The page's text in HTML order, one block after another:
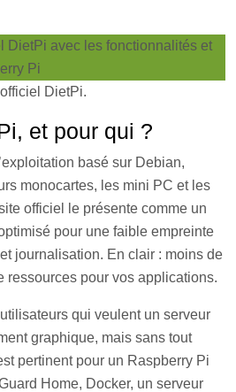
DietPi.
et pour qui ?
basé sur Debian,
monocartes, les mini PC et les
officiel le présente comme un
pour une faible empreinte
journalisation. En clair : moins de
ressources pour vos applications.
qui veulent un serveur
graphique, mais sans tout
pertinent pour un Raspberry Pi
Home, Docker, un serveur